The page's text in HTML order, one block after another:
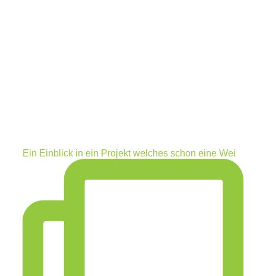
Ein Einblick in ein Projekt welches schon eine Wei